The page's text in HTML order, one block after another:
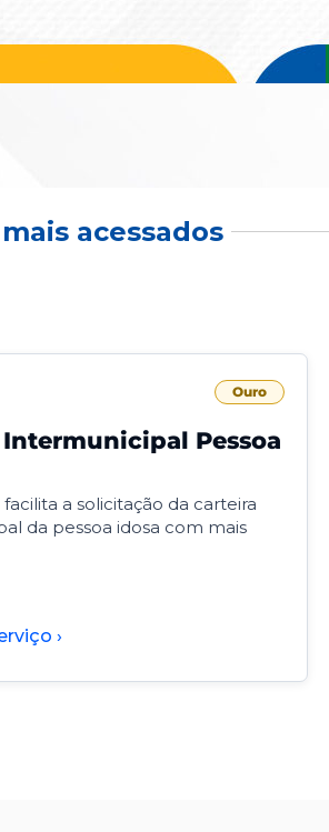
acessados
Ouro
Pessoa
facilita a solicitação da carteira
da pessoa idosa com mais
›